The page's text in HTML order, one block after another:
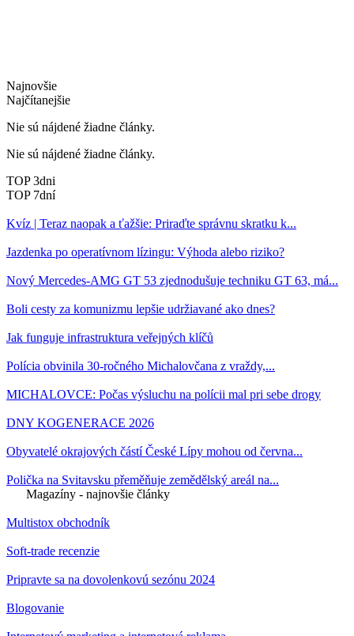
Najnovšie
Najčítanejšie
Nie sú nájdené žiadne články.
Nie sú nájdené žiadne články.
TOP 3dni
TOP 7dní
Kvíz | Teraz naopak a ťažšie: Priraďte správnu skratku k...
Jazdenka po operatívnom lízingu: Výhoda alebo riziko?
Nový Mercedes-AMG GT 53 zjednodušuje techniku GT 63, má...
Boli cesty za komunizmu lepšie udržiavané ako dnes?
Jak funguje infrastruktura veřejných klíčů
Polícia obvinila 30-ročného Michalovčana z vraždy,...
MICHALOVCE: Počas výsluchu na polícii mal pri sebe drogy
DNY KOGENERACE 2026
Obyvatelé okrajových částí České Lípy mohou od června...
Polička na Svitavsku přeměňuje zemědělský areál na...
Magazíny - najnovšie články
Multistox obchodník
Soft-trade recenzie
Pripravte sa na dovolenkovú sezónu 2024
Blogovanie